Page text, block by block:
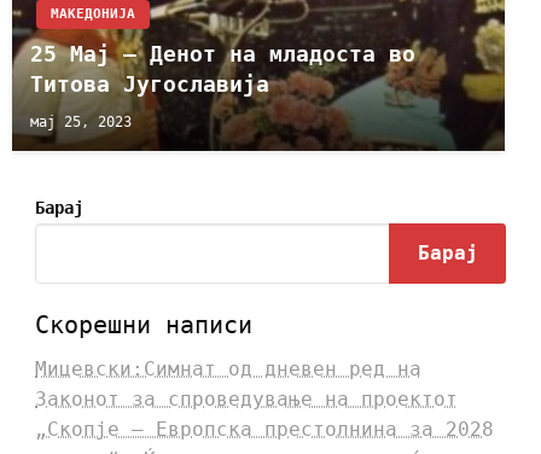
МАКЕДОНИЈА
25 Мај – Денот на младоста во
Титова Југославија
мај 25, 2023
Барај
Барај
Скорешни написи
Мицевски:Симнат од дневен ред на
Законот за спроведување на проектот
„Скопје – Европска престолнина за 2028